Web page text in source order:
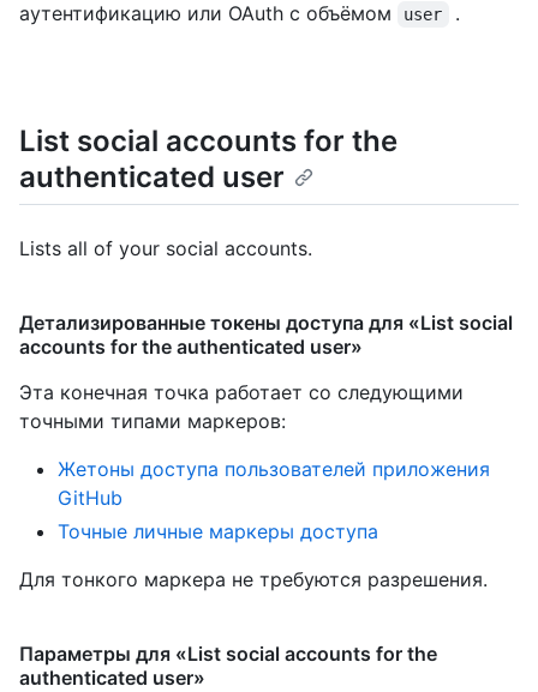
аутентификацию или OAuth с объёмом
user .
List social accounts for the
authenticated user
Lists all of your social accounts.
Детализированные токены доступа для «List social
accounts for the authenticated user»
Эта конечная точка работает со следующими
точными типами маркеров:
Жетоны доступа пользователей приложения
GitHub
Точные личные маркеры доступа
Для тонкого маркера не требуются разрешения.
Параметры для «List social accounts for the
authenticated user»